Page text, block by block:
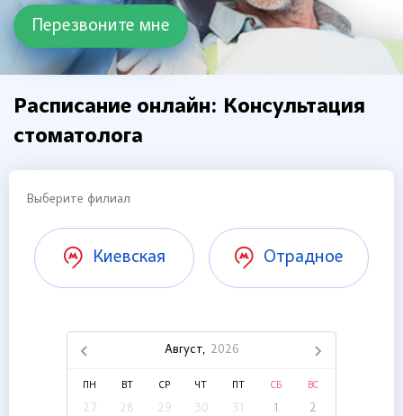
Расписание онлайн: Консультация
стоматолога
Выберите филиал
Киевская Отрадное
Август, 2026
ПН ВТ СР ЧТ СБ ВС
27 28 29 30 31 1 2